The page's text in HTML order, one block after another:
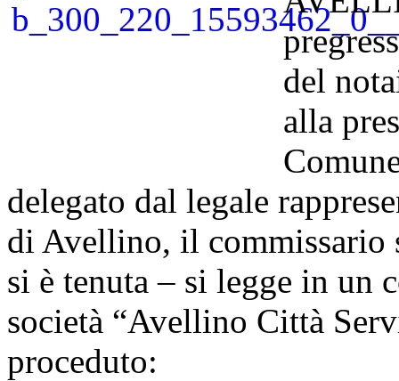
del
alla
delegato dal legale
di Avellino, il commissario
si è tenuta – si legge in un
società “Avellino Città
proceduto: